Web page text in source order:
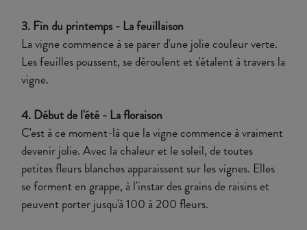
3. Fin du printemps - La feuillaison
La vigne commence à se parer d'une jolie couleur verte.
Les feuilles poussent, se déroulent et s'étalent à travers la
vigne.
4. Début de l'été - La floraison
C'est à ce moment-là que la vigne commence à vraiment
devenir jolie. Avec la chaleur et le soleil, de toutes
petites fleurs blanches apparaissent sur les vignes. Elles
se forment en grappe, à l'instar des grains de raisins et
peuvent porter jusqu'à 100 à 200 fleurs.